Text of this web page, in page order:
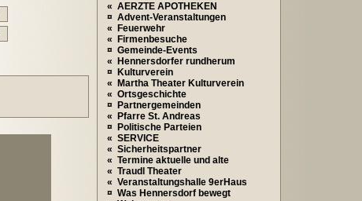
« AERZTE APOTHEKEN
¤ Advent-Veranstaltungen
« Feuerwehr
« Firmenbesuche
¤ Gemeinde-Events
« Hennersdorfer rundherum
¤ Kulturverein
« Martha Theater Kulturverein
« Ortsgeschichte
¤ Partnergemeinden
« Pfarre St. Andreas
¤ Politische Parteien
« SERVICE
« Sicherheitspartner
« Termine aktuelle und alte
« Traudl Theater
« Veranstaltungshalle 9erHaus
¤ Was Hennersdorf bewegt